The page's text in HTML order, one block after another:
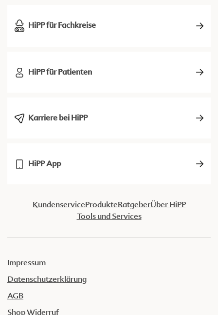
HiPP für Fachkreise
HiPP für Patienten
Karriere bei HiPP
HiPP App
KundenserviceProdukteRatgeberÜber HiPP
Tools und Services
Impressum
Datenschutzerklärung
AGB
Shop Widerruf